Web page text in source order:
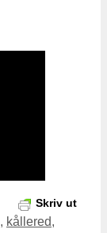
Skriv ut
, kållered,